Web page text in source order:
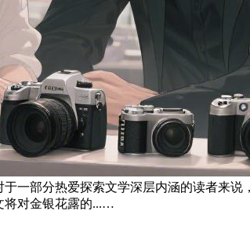
一部分热爱探索文学深层内涵的读者来
将对金银花露的...…